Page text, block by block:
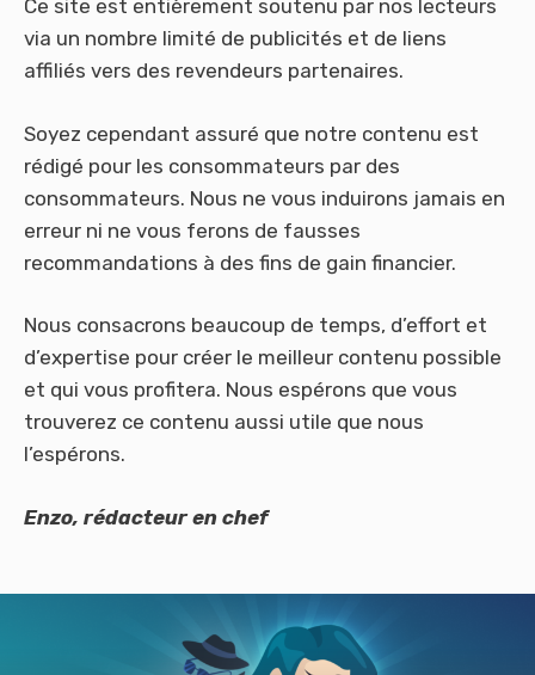
Ce site est entièrement soutenu par nos lecteurs
via un nombre limité de publicités et de liens
affiliés vers des revendeurs partenaires.
Soyez cependant assuré que notre contenu est
rédigé pour les consommateurs par des
consommateurs. Nous ne vous induirons jamais en
erreur ni ne vous ferons de fausses
recommandations à des fins de gain financier.
Nous consacrons beaucoup de temps, d’effort et
d’expertise pour créer le meilleur contenu possible
et qui vous profitera. Nous espérons que vous
trouverez ce contenu aussi utile que nous
l’espérons.
Enzo, rédacteur en chef